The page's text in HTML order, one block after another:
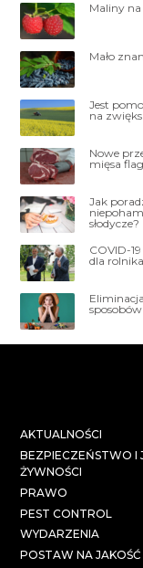
Maliny
Mało
Jest
na
Nowe
mięsa
Jak
słodycze?
COVID-
dla
AKTUALNOŚCI
BEZPIECZEŃSTWO I
ŻYWNOŚCI
PRAWO
PEST CONTROL
WYDARZENIA
POSTAW NA JAKOŚĆ